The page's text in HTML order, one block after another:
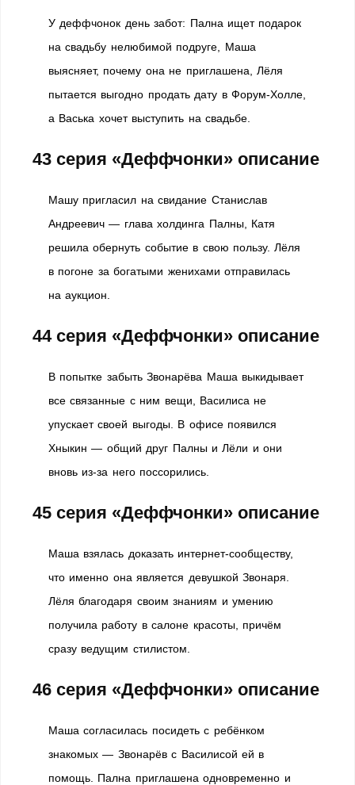
У деффчонок день забот: Пална ищет подарок
на свадьбу нелюбимой подруге, Маша
выясняет, почему она не приглашена, Лёля
пытается выгодно продать дату в Форум-Холле,
а Васька хочет выступить на свадьбе.
43 серия «Деффчонки» описание
Машу пригласил на свидание Станислав
Андреевич — глава холдинга Палны, Катя
решила обернуть событие в свою пользу. Лёля
в погоне за богатыми женихами отправилась
на аукцион.
44 серия «Деффчонки» описание
В попытке забыть Звонарёва Маша выкидывает
все связанные с ним вещи, Василиса не
упускает своей выгоды. В офисе появился
Хныкин — общий друг Палны и Лёли и они
вновь из-за него поссорились.
45 серия «Деффчонки» описание
Маша взялась доказать интернет-сообществу,
что именно она является девушкой Звонаря.
Лёля благодаря своим знаниям и умению
получила работу в салоне красоты, причём
сразу ведущим стилистом.
46 серия «Деффчонки» описание
Маша согласилась посидеть с ребёнком
знакомых — Звонарёв с Василисой ей в
помощь. Пална приглашена одновременно и